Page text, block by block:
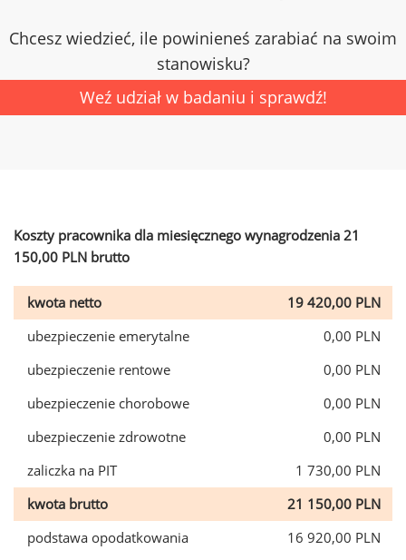
Chcesz wiedzieć, ile powinieneś zarabiać na swoim
stanowisku?
Weź udział w badaniu i sprawdź!
Koszty pracownika dla miesięcznego wynagrodzenia 21
150,00 PLN brutto
kwota netto
19 420,00 PLN
ubezpieczenie emerytalne
0,00 PLN
ubezpieczenie rentowe
0,00 PLN
ubezpieczenie chorobowe
0,00 PLN
ubezpieczenie zdrowotne
0,00 PLN
zaliczka na PIT
1 730,00 PLN
kwota brutto
21 150,00 PLN
podstawa opodatkowania
16 920,00 PLN